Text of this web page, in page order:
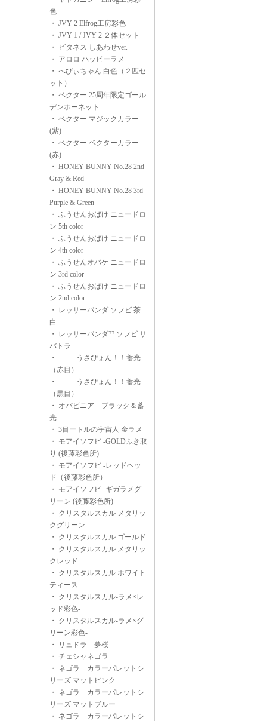
色
・ JVY-2 Elfrog工房彩色
・ JVY-1 / JVY-2 ２体セット
・
ビタネス しあわせver.
・ アロロ ハッピーラメ
・ へびぃちゃん 白色（２匹セ
ット）
・ ベクター 25周年限定ゴール
デンホーネット
・ ベクター マジックカラー
(紫)
・ ベクター ベクターカラー
(赤)
・ HONEY BUNNY No.28 2nd
Gray & Red
・ HONEY BUNNY No.28 3rd
Purple & Green
・ ふうせんおばけ ニュードロ
ン 5th color
・ ふうせんおばけ ニュードロ
ン 4th color
・ ふうせんオバケ ニュードロ
ン 3rd color
・ ふうせんおばけ ニュードロ
ン 2nd color
・
レッサーパンダ ソフビ 茶
白
・
レッサーパンダ?? ソフビ サ
バトラ
・
うさぴょん！！蓄光
（赤目）
・
うさぴょん！！蓄光
（黒目）
・ オパビニア ブラック＆蓄
光
・ 3目ートルの宇宙人 金ラメ
・ モアイソフビ -GOLDふき取
り (後藤彩色所)
・ モアイソフビ -レッドヘッ
ド（後藤彩色所）
・ モアイソフビ -ギガラメグ
リーン (後藤彩色所)
・ クリスタルスカル メタリッ
クグリーン
・ クリスタルスカル ゴールド
・ クリスタルスカル メタリッ
クレッド
・ クリスタルスカル ホワイト
ティース
・ クリスタルスカル-ラメ×レ
ッド彩色-
・ クリスタルスカル-ラメ×グ
リーン彩色-
・
リュドラ 夢桜
・ チェシャネゴラ
・ ネゴラ カラーパレットシ
リーズ マットピンク
・ ネゴラ カラーパレットシ
リーズ マットブルー
・ ネゴラ カラーパレットシ